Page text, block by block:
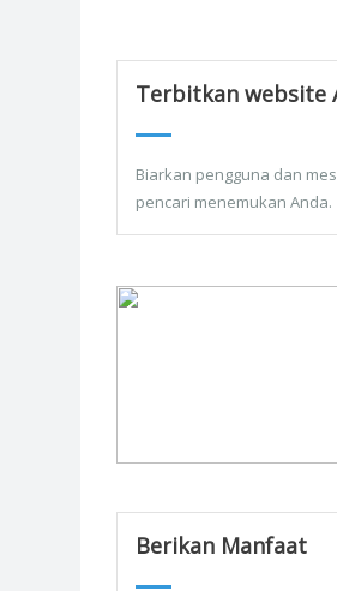
Terbitkan website
Biarkan pengguna dan
pencari menemukan Anda.
Berikan Manfaat